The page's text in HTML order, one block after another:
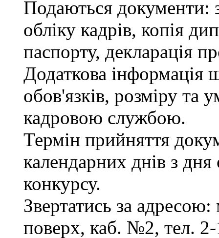
Подаються документи:
обліку кадрів, копія
паспорту, декларація
Додаткова інформація
обов'язків, розміру та
кадровою службою.
Термін прийняття
календарних днів з
конкурсу.
Звертатись за
поверх, каб. №2, тел.